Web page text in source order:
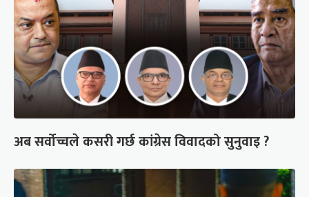
अब सर्वोच्चले कसरी गर्छ कांग्रेस विवादको सुनुवाइ ?